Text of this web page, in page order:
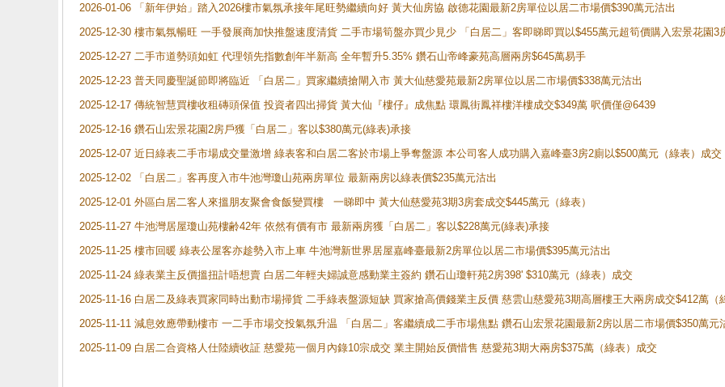
2026-01-06 「新年伊始」踏入2026樓市氣氛承接年尾旺勢繼續向好 黃大仙房協 啟德花園最新2房單位以居二市場價$390萬元沽出
2025-12-30 樓市氣氛暢旺 一手發展商加快推盤速度清貨 二手市場筍盤亦買少見少 「白居二」客即睇即買以$455萬元超筍價購入宏景花園3
2025-12-27 二手市道勢頭如虹 代理領先指數創年半新高 全年暫升5.35% 鑽石山帝峰豪苑高層兩房$645萬易手
2025-12-23 普天同慶聖誕節即將臨近 「白居二」買家繼續搶閘入市 黃大仙慈愛苑最新2房單位以居二市場價$338萬元沽出
2025-12-17 傳統智慧買樓收租磚頭保值 投資者四出掃貨 黃大仙『樓仔』成焦點 環鳳街鳳祥樓洋樓成交$349萬 呎價僅@6439
2025-12-16 鑽石山宏景花園2房戶獲「白居二」客以$380萬元(綠表)承接
2025-12-07 近日綠表二手市場成交量激增 綠表客和白居二客於市場上爭奪盤源 本公司客人成功購入嘉峰臺3房2廁以$500萬元（綠表）成交
2025-12-02 「白居二」客再度入市牛池灣瓊山苑兩房單位 最新兩房以綠表價$235萬元沽出
2025-12-01 外區白居二客人來搵朋友聚會食飯變買樓 一睇即中 黃大仙慈愛苑3期3房套成交$445萬元（綠表）
2025-11-27 牛池灣居屋瓊山苑樓齢42年 依然有價有市 最新兩房獲「白居二」客以$228萬元(綠表)承接
2025-11-25 樓市回暖 綠表公屋客亦趁勢入市上車 牛池灣新世界居屋嘉峰臺最新2房單位以居二市場價$395萬元沽出
2025-11-24 綠表業主反價搵扭計唔想賣 白居二年輕夫婦誠意感動業主簽約 鑽石山瓊軒苑2房398' $310萬元（綠表）成交
2025-11-16 白居二及綠表買家同時出動市場掃貨 二手綠表盤源短缺 買家搶高價錢業主反價 慈雲山慈愛苑3期高層樓王大兩房成交$412萬（
2025-11-11 減息效應帶動樓市 一二手市場交投氣氛升温 「白居二」客繼續成二手市場焦點 鑽石山宏景花園最新2房以居二市場價$350萬元
2025-11-09 白居二合資格人仕陸續收証 慈愛苑一個月內錄10宗成交 業主開始反價惜售 慈愛苑3期大兩房$375萬（綠表）成交